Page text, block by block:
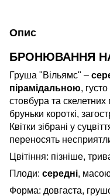
Опис
БРОНЮВАННЯ
Груша "Вільямс" –
пірамідальною,
стовбура та скелетних
бруньки короткі,
Квітки зібрані у
переносять
Цвітіння: пізніше,
Плоди: середні,
Форма: довгаста,